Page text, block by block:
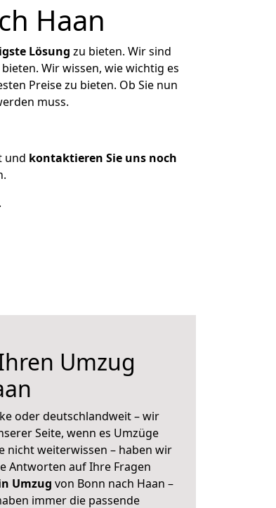
Haan
Lösung zu bieten. Wir sind
Wir wissen, wie wichtig es
Preise zu bieten. Ob Sie nun
muss.
und kontaktieren Sie uns noch
Umzug
oder deutschlandweit – wir
Seite, wenn es Umzüge
nicht weiterwissen – haben wir
Antworten auf Ihre Fragen
Umzug von Bonn nach Haan –
immer die passende